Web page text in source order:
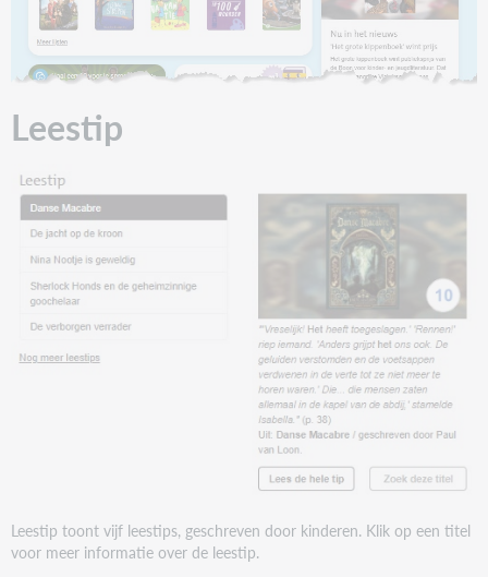
Leestip
Leestip toont vijf leestips, geschreven door kinderen. Klik op een titel
voor meer informatie over de leestip.